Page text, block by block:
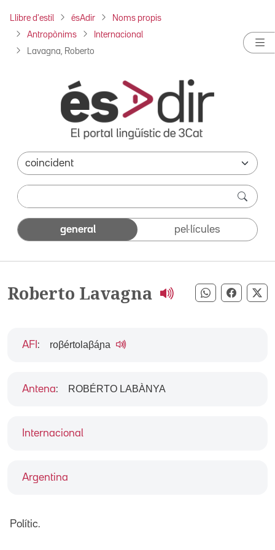
Llibre d'estil ésAdir Noms propis
Antropònims Internacional
Lavagna, Roberto
general pel·lícules
Roberto Lavagna Compartir
Internacional
Argentina
AFI : roβértolaβáɲa
Antena: ROBÉRTO LABÀNYA
Polític.